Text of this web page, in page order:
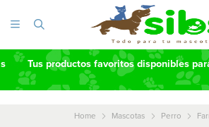
Tus productos favoritos disponibles
Home Mascotas Perro